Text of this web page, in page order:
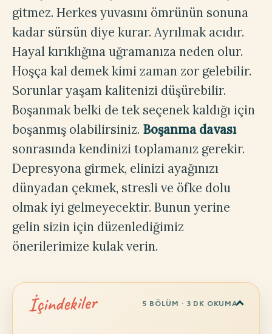
gitmez. Herkes yuvasını ömrünün sonuna
kadar sürsün diye kurar. Ayrılmak acıdır.
Hayal kırıklığına uğramanıza neden olur.
Hoşça kal demek kimi zaman zor gelebilir.
Sorunlar yaşam kalitenizi düşürebilir.
Boşanmak belki de tek seçenek kaldığı için
boşanmış olabilirsiniz. Boşanma davası
sonrasında kendinizi toplamanız gerekir.
Depresyona girmek, elinizi ayağınızı
dünyadan çekmek, stresli ve öfke dolu
olmak iyi gelmeyecektir. Bunun yerine
gelin sizin için düzenlediğimiz
önerilerimize kulak verin.
İçindekiler 5 BÖLÜM · 3 DK OKUMA